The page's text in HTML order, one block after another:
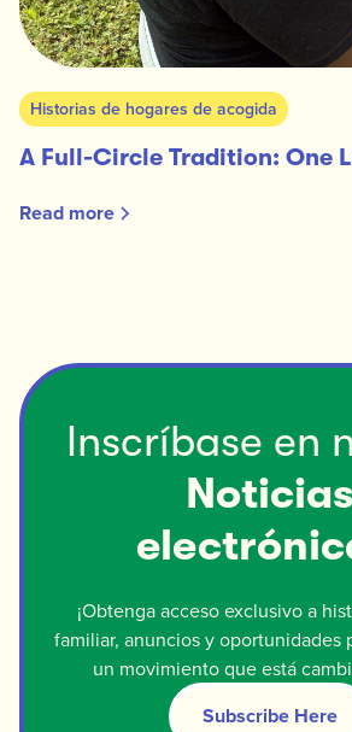
Historias de hogares de acogida
A Full-Circle Tradition: One
Read more
Inscríbase en
Noticias
¡Obtenga acceso exclusivo a
familiar, anuncios y oportunidades
un movimiento que está
Subscribe Here